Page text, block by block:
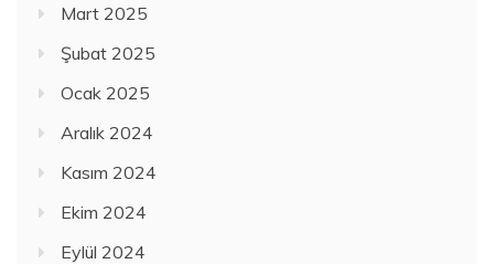
Mart 2025
Şubat 2025
Ocak 2025
Aralık 2024
Kasım 2024
Ekim 2024
Eylül 2024